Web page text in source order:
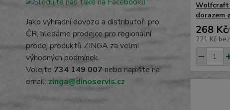
Jako výhradní dovozci a distributoři pro
ČR, hledáme prodejce pro regionální
prodej produktů ZINGA za velmi
výhodných podmínek.
Volejte 734 149 007 nebo napište na
email: zinga@dinoservis.cz
Wolfcraft
dorazem
268 Kč/
221 Kč